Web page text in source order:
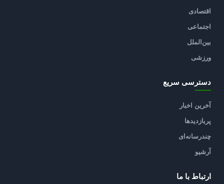
اقتصادی
اجتماعی
بین‌الملل
ورزشی
دسترسی سریع
آخرین اخبار
پربازدیدها
چندرسانه‌ای
آرشیو
ارتباط با ما